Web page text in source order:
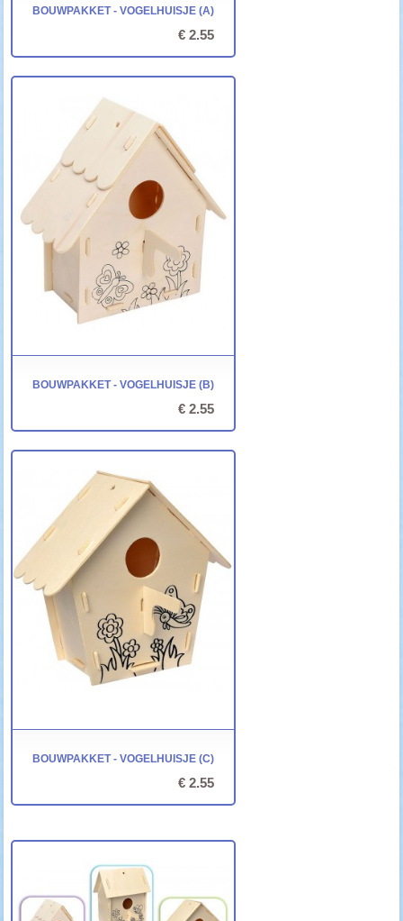
BOUWPAKKET - VOGELHUISJE (A)
€ 2.55
BOUWPAKKET - VOGELHUISJE (B)
€ 2.55
BOUWPAKKET - VOGELHUISJE (C)
€ 2.55